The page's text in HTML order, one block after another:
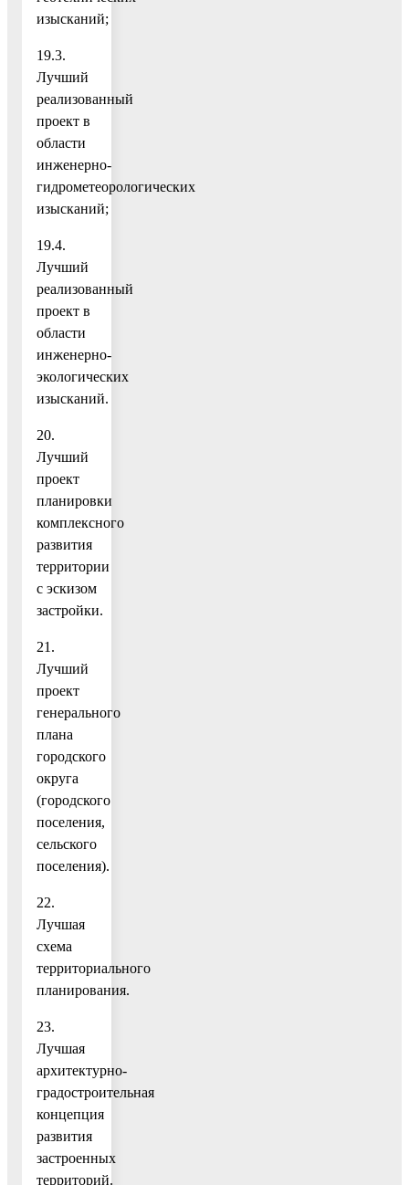
изысканий;
19.3.
Лучший
реализованный
проект в
области
инженерно-
гидрометеорологических
изысканий;
19.4.
Лучший
реализованный
проект в
области
инженерно-
экологических
изысканий.
20.
Лучший
проект
планировки
комплексного
развития
территории
с эскизом
застройки.
21.
Лучший
проект
генерального
плана
городского
округа
(городского
поселения,
сельского
поселения).
22.
Лучшая
схема
территориального
планирования.
23.
Лучшая
архитектурно-
градостроительная
концепция
развития
застроенных
территорий.